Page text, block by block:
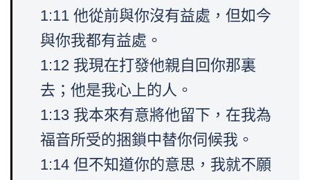
1:11 他從前與你沒有益處，但如今
與你我都有益處。
1:12 我現在打發他親自回你那裏
去；他是我心上的人。
1:13 我本來有意將他留下，在我為
福音所受的捆鎖中替你伺候我。
1:14 但不知道你的意思，我就不願